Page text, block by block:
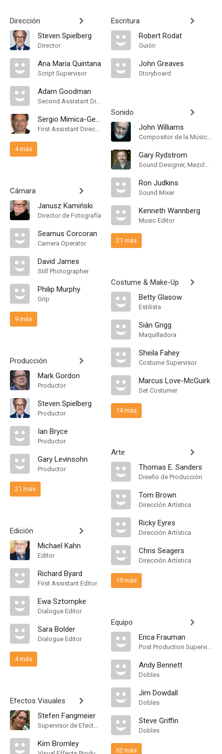
Dirección
Steven Spielberg
Director
Ana Maria Quintana
Script Supervisor
Adam Goodman
Second Assistant Director
Sergio Mimica-Gezzan
First Assistant Director
4 más
Cámara
Janusz Kamiński
Director de Fotografía
Seamus Corcoran
Camera Operator
David James
Still Photographer
Philip Murphy
Grip
9 más
Producción
Mark Gordon
Productor
Steven Spielberg
Productor
Ian Bryce
Productor
Gary Levinsohn
Productor
21 más
Edición
Michael Kahn
Editor
Richard Byard
First Assistant Editor
Ewa Sztompke
Dialogue Editor
Sara Bolder
Dialogue Editor
4 más
Efectos Visuales
Stefen Fangmeier
Supervisor de Efectos Visuales
Kim Bromley
Escritura
Robert Rodat
Guión
John Greaves
Storyboard
Sonido
John Williams
Compositor de la Música Original, Conductor
Gary Rydstrom
Sound Designer, Mezclador de Re-Grabación de Sonido
Ron Judkins
Sound Mixer
Kenneth Wannberg
Music Editor
21 más
Costume & Make-Up
Betty Glasow
Estilista
Siân Grigg
Maquilladora
Sheila Fahey
Costume Supervisor
Marcus Love-McGuirk
Set Costumer
14 más
Arte
Thomas E. Sanders
Diseño de Producción
Tom Brown
Dirección Artística
Ricky Eyres
Dirección Artística
Chris Seagers
Dirección Artística
19 más
Equipo
Erica Frauman
Post Production Supervisor
Andy Bennett
Dobles
Jim Dowdall
Dobles
Steve Griffin
Dobles
62 más